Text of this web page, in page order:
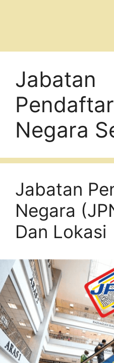
Jabatan
Negara
Jabatan
Negara
Dan Lokasi